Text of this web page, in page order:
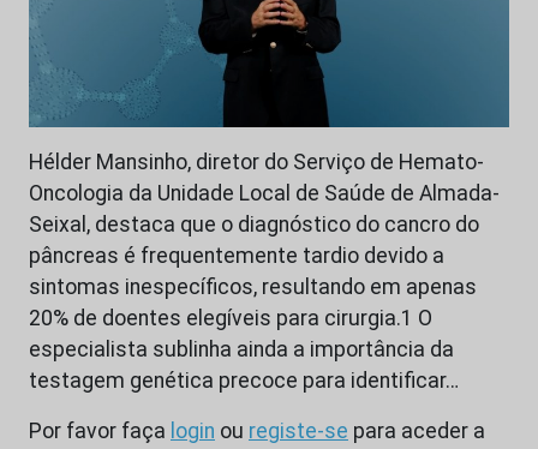
Hélder Mansinho, diretor do Serviço de Hemato-
Oncologia da Unidade Local de Saúde de Almada-
Seixal, destaca que o diagnóstico do cancro do
pâncreas é frequentemente tardio devido a
sintomas inespecíficos, resultando em apenas
20% de doentes elegíveis para cirurgia.1 O
especialista sublinha ainda a importância da
testagem genética precoce para identificar…
Por favor faça login ou registe-se para aceder a